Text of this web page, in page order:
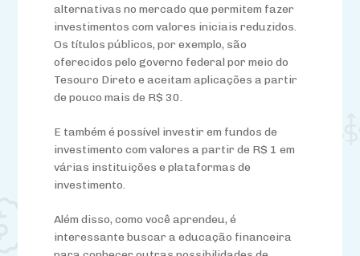
alternativas no mercado que permitem fazer
investimentos com valores iniciais reduzidos.
Os títulos públicos, por exemplo, são
oferecidos pelo governo federal por meio do
Tesouro Direto e aceitam aplicações a partir
de pouco mais de R$ 30.
E também é possível investir em fundos de
investimento com valores a partir de R$ 1 em
várias instituições e plataformas de
investimento.
Além disso, como você aprendeu, é
interessante buscar a educação financeira